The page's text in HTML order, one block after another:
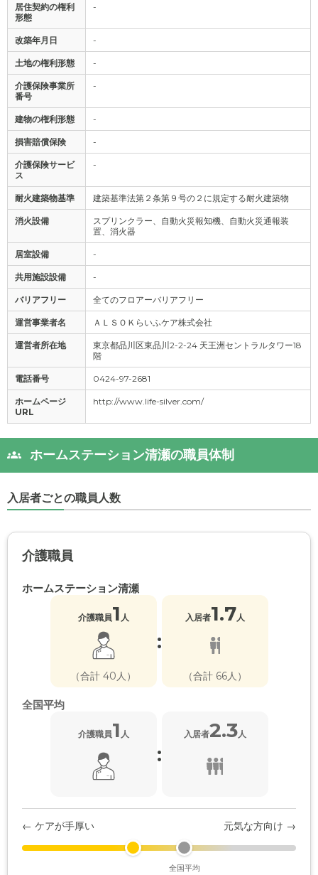
居住契約の権利
形態
-
改築年月日 -
土地の権利形態 -
介護保険事業所
番号
-
建物の権利形態 -
損害賠償保険 -
介護保険サービ
ス
-
耐火建築物基準 建築基準法第２条第９号の２に規定する耐火建築物
消火設備
スプリンクラー、自動火災報知機、自動火災通報装
置、消火器
居室設備 -
共用施設設備 -
バリアフリー 全てのフロアーバリアフリー
運営事業者名 ＡＬＳＯＫらいふケア株式会社
運営者所在地
東京都品川区東品川2-2-24 天王洲セントラルタワー18
階
電話番号 0424-97-2681
ホームページ
URL
http://www.life-silver.com/
ホームステーション清瀬の職員体制
入居者ごとの職員人数
介護職員
ホームステーション清瀬
介護職員1 人
（合計 40人）
:
入居者1.7 人
（合計 66人）
全国平均
介護職員1 人
:
入居者2.3人
← ケアが手厚い 元気な方向け →
全国平均